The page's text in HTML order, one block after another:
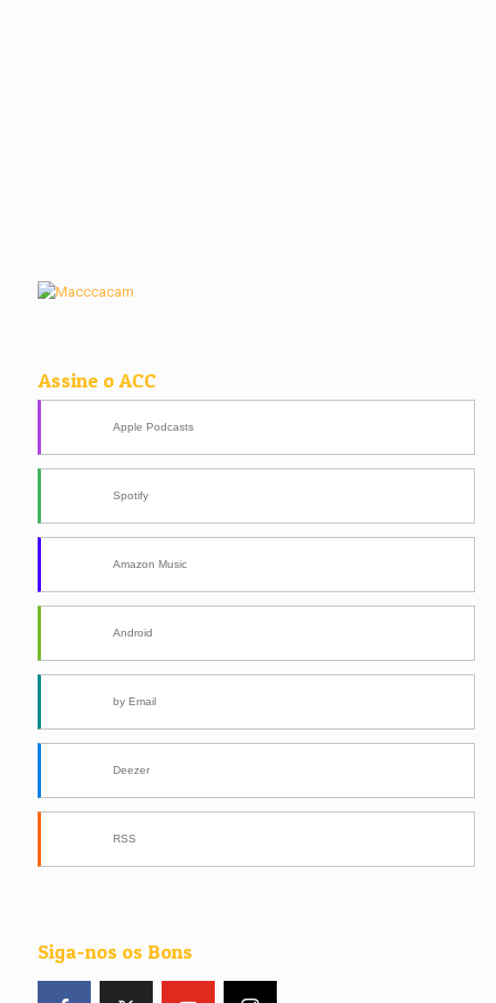
Assine o ACC
Apple Podcasts
Spotify
Amazon Music
Android
by Email
Deezer
RSS
Siga-nos os Bons